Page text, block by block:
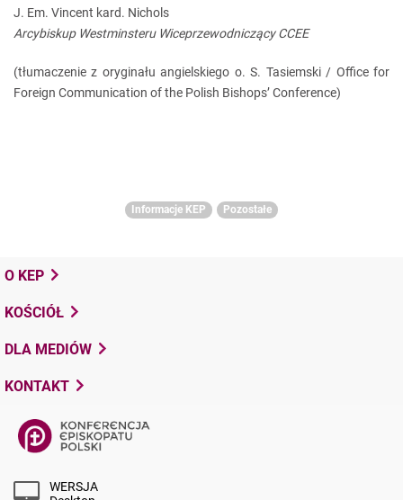
J. Em. Vincent kard. Nichols
Arcybiskup Westminsteru Wiceprzewodniczący CCEE
(tłumaczenie z oryginału angielskiego o. S. Tasiemski / Office for
Foreign Communication of the Polish Bishops’ Conference)
Informacje KEP Pozostałe
O KEP
KOŚCIÓŁ
DLA MEDIÓW
KONTAKT
WERSJA